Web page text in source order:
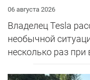
06 августа 2026
Владелец Tesla
необычной
несколько раз при